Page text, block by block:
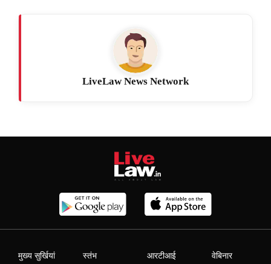
LiveLaw News Network
मुख्य सुर्खियां स्तंभ आरटीआई वेबिनार